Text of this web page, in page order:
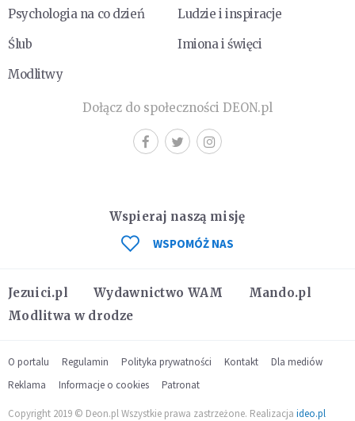
Psychologia na co dzień
Ludzie i inspiracje
Ślub
Imiona i święci
Modlitwy
Dołącz do społeczności DEON.pl
Jezuici.pl Wydawnictwo WAM
Mando.pl
Modlitwa w drodze
Wspieraj naszą misję
WSPOMÓŻ NAS
O portalu Regulamin Polityka prywatności Kontakt
Dla mediów
Reklama
Informacje o cookies Patronat
Copyright 2019 © Deon.pl Wszystkie prawa zastrzeżone. Realizacja ideo.pl